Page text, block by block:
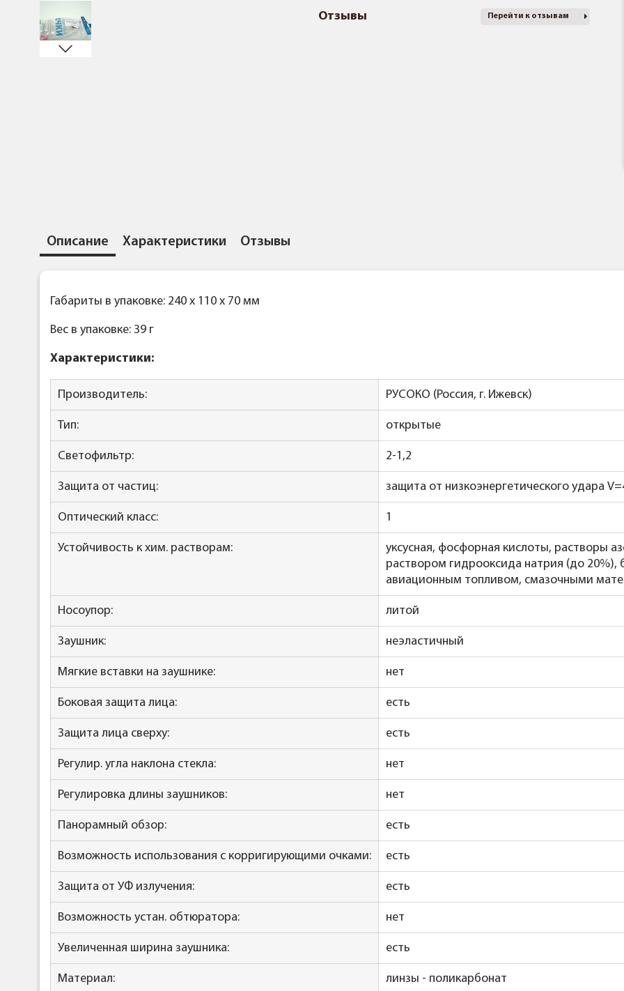
Отзывы Перейти к отзывам
Описание Характеристики Отзывы
Габариты в упаковке: 240 x 110 x 70 мм
Вес в упаковке: 39 г
Характеристики:
Производитель: РУСОКО (Россия, г. Ижевск)
Тип: открытые
Светофильтр: 2-1,2
Защита от частиц: защита от низкоэнергетического удара
Оптический класс: 1
Устойчивость к хим. растворам:
уксусная, фосфорная кислоты, растворы
раствором гидрооксида натрия (до
авиационным топливом, смазочными
Носоупор: литой
Заушник: неэластичный
Мягкие вставки на заушнике: нет
Боковая защита лица: есть
Защита лица сверху: есть
Регулир. угла наклона стекла: нет
Регулировка длины заушников: нет
Панорамный обзор: есть
Возможность использования с корригирующими очками: есть
Защита от УФ излучения: есть
Возможность устан. обтюратора: нет
Увеличенная ширина заушника: есть
Материал: линзы - поликарбонат